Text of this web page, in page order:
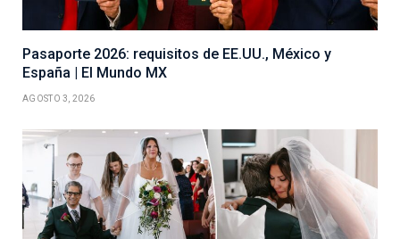
Pasaporte 2026: requisitos de EE.UU., México y
España | El Mundo MX
AGOSTO 3, 2026